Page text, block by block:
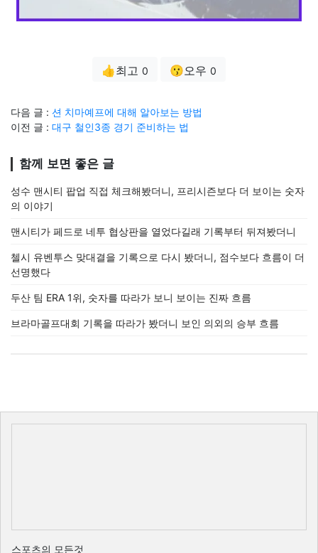
👍최고 0 😗오우 0
다음 글 : 션 치마예프에 대해 알아보는 방법
이전 글 : 대구 철인3종 경기 준비하는 법
함께 보면 좋은 글
성수 맨시티 팝업 직접 체크해봤더니, 프리시즌보다 더 보이는 숫자
의 이야기
맨시티가 페드로 네투 협상판을 열었다길래 기록부터 뒤져봤더니
첼시 유벤투스 맞대결을 기록으로 다시 봤더니, 점수보다 흐름이 더
선명했다
두산 팀 ERA 1위, 숫자를 따라가 보니 보이는 진짜 흐름
브라마골프대회 기록을 따라가 봤더니 보인 의외의 승부 흐름
스포츠의 모든것